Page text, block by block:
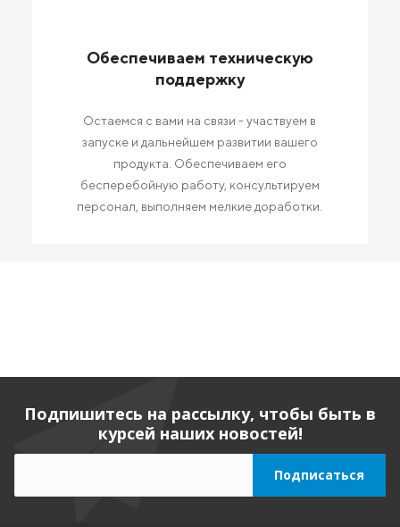
Обеспечиваем техническую
поддержку
Остаемся с вами на связи - участвуем в
запуске и дальнейшем развитии вашего
продукта. Обеспечиваем его
бесперебойную работу, консультируем
персонал, выполняем мелкие доработки.
Подпишитесь на рассылку, чтобы быть в
курсей наших новостей!